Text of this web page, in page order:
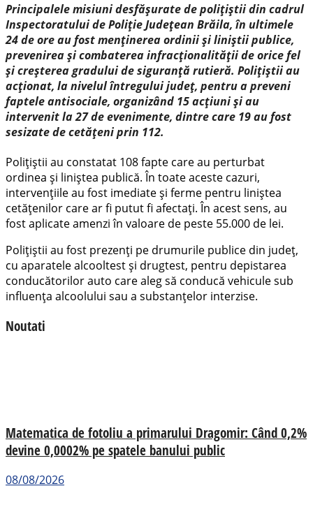
Principalele misiuni desfășurate de polițiștii din cadrul
Inspectoratului de Poliție Județean Brăila, în ultimele
24 de ore au fost menținerea ordinii și liniștii publice,
prevenirea și combaterea infracționalității de orice fel
și creșterea gradului de siguranță rutieră. Polițiștii au
acționat, la nivelul întregului județ, pentru a preveni
faptele antisociale, organizând 15 acțiuni și au
intervenit la 27 de evenimente, dintre care 19 au fost
sesizate de cetățeni prin 112.
Polițiștii au constatat 108 fapte care au perturbat
ordinea și liniștea publică. În toate aceste cazuri,
intervențiile au fost imediate și ferme pentru liniștea
cetățenilor care ar fi putut fi afectați. În acest sens, au
fost aplicate amenzi în valoare de peste 55.000 de lei.
Polițiștii au fost prezenți pe drumurile publice din județ,
cu aparatele alcooltest și drugtest, pentru depistarea
conducătorilor auto care aleg să conducă vehicule sub
influenţa alcoolului sau a substanţelor interzise.
Noutati
Matematica de fotoliu a primarului Dragomir: Când 0,2%
devine 0,0002% pe spatele banului public
08/08/2026